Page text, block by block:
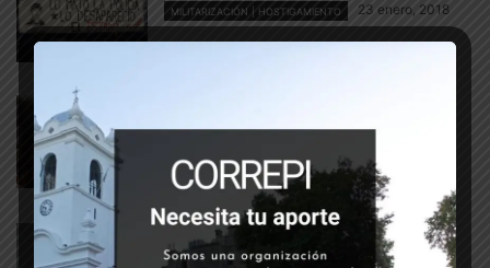
MILITARIZACIÓN | HOSTIGAMIENTO 23 enero, 2018
macrismo, con el sello de una
¿QUÉ PENSAMOS? 21 enero, 2018
Nueve años de Impunidad –
Luciano Arruga